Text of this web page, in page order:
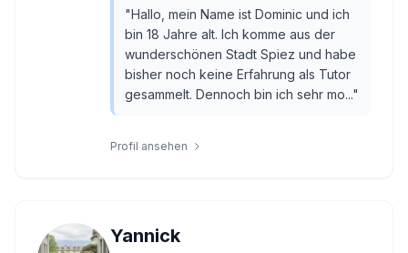
"Hallo, mein Name ist Dominic und ich
bin 18 Jahre alt. Ich komme aus der
wunderschönen Stadt Spiez und habe
bisher noch keine Erfahrung als Tutor
gesammelt. Dennoch bin ich sehr mo..."
Profil ansehen
Yannick